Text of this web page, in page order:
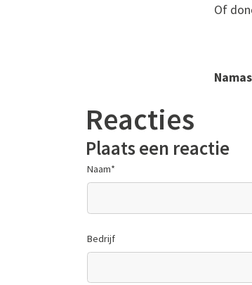
Of
Reacties
Plaats een reactie
Naam*
Bedrijf